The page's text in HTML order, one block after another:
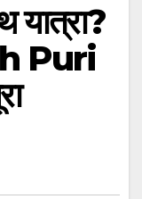
यात्रा?
Puri